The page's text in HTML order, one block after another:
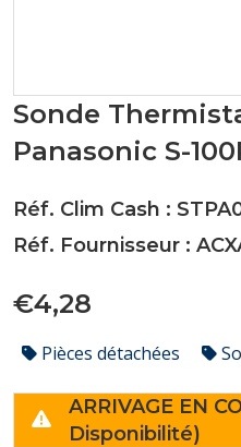
Sonde
Panasonic S-
Réf. Clim Cash :
Réf. Fournisseur :
€4,28
Pièces détachées
ARRIVAGE EN
Disponibilité)